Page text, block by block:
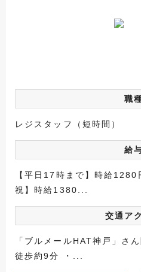
職
レジスタッフ（短時間）
給
【平日17時まで】時給
祝】時給1380...
交通ア
「ブルメールHAT神戸」さ
徒歩約9分 ・...